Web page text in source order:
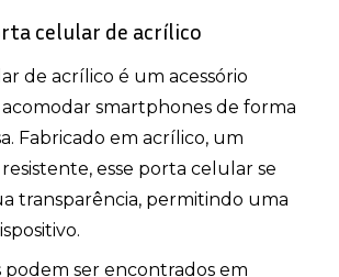
celular de acrílico
de acrílico é um acessório
smartphones de forma
Fabricado em acrílico, um
esse porta celular se
transparência, permitindo uma
podem ser encontrados em